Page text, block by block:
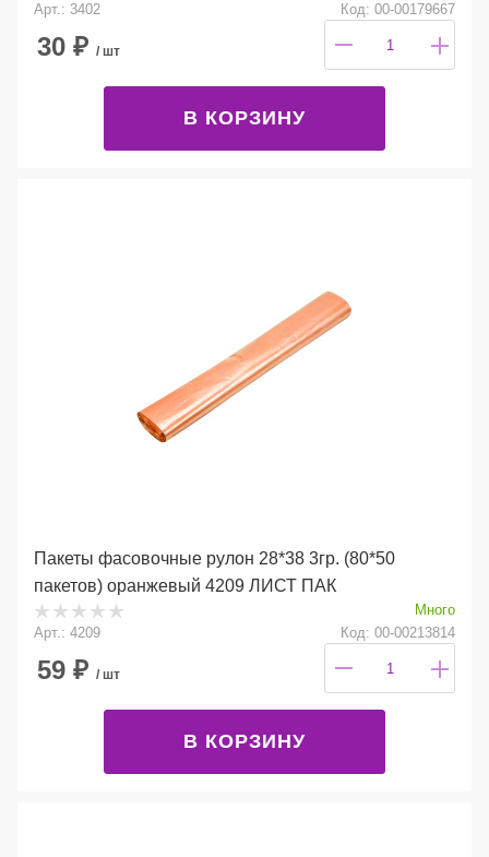
Арт.: 3402
Код: 00-00179667
30 ₽ / шт
В КОРЗИНУ
Пакеты фасовочные рулон 28*38 3гр. (80*50
пакетов) оранжевый 4209 ЛИСТ ПАК
Много
Арт.: 4209
Код: 00-00213814
59 ₽ / шт
В КОРЗИНУ